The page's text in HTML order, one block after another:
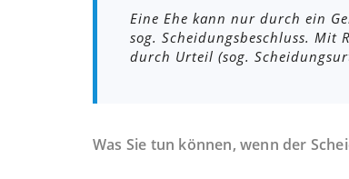
Eine Ehe kann nur durch ein
sog. Scheidungsbeschluss. Mit
durch Urteil (sog.
Was Sie tun können, wenn der